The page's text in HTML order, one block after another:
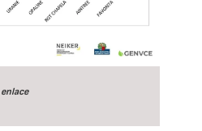
enlace